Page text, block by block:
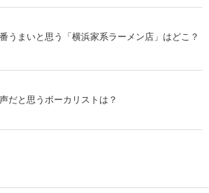
うまいと思う「横浜家系ラーメン店」はどこ？
だと思うボーカリストは？